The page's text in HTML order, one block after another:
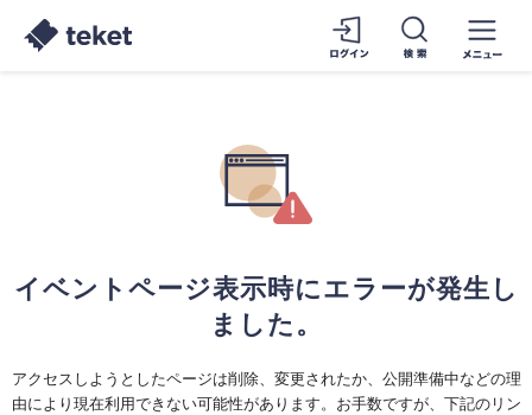
イベントページ表示時にエラーが発生し
ました。
アクセスしようとしたページは削除、変更されたか、公開準備中などの理
由により現在利用できない可能性があります。お手数ですが、下記のリン